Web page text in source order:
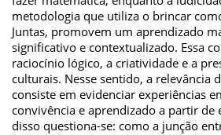
metodologia que utiliza o brincar
Juntas, promovem um aprendizado
significativo e contextualizado. Essa
raciocínio lógico, a criatividade e a
culturais. Nesse sentido, a relevância
consiste em evidenciar experiências
convivência e aprendizado a partir de
disso questiona-se: como a junção